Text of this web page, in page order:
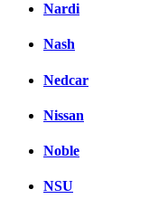
Nardi
Nash
Nedcar
Nissan
Noble
NSU